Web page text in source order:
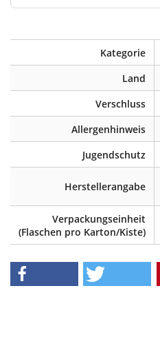
Kategorie
Land
Verschluss
Allergenhinweis
Jugendschutz
Herstellerangabe
Verpackungseinheit
(Flaschen pro Karton/Kiste)